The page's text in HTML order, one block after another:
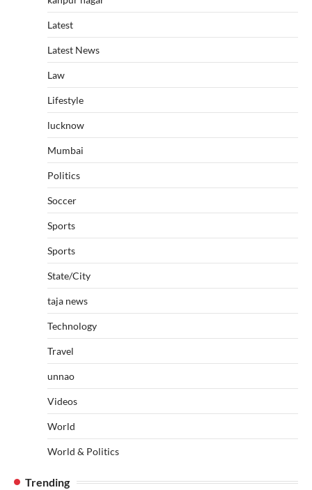
Latest
Latest News
Law
Lifestyle
lucknow
Mumbai
Politics
Soccer
Sports
Sports
State/City
taja news
Technology
Travel
unnao
Videos
World
World & Politics
Trending